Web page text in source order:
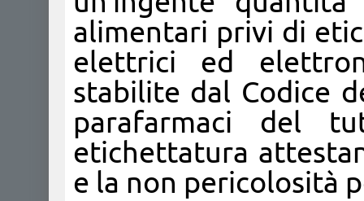
alimentari privi di
elettrici ed
stabilite dal Codice
parafarmaci del
etichettatura
e la non pericolosità